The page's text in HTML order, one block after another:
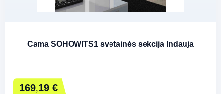
Cama SOHOWITS1 svetainės sekcija Indauja
169,19 €